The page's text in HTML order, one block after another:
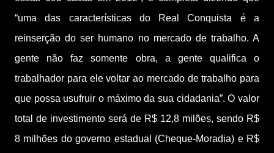
“uma das características do Real Conquista é a
reinserção do ser humano no mercado de trabalho. A
gente não faz somente obra, a gente qualifica o
trabalhador para ele voltar ao mercado de trabalho para
que possa usufruir o máximo da sua cidadania”. O valor
total de investimento será de R$ 12,8 milões, sendo R$
8 milhões do governo estadual (Cheque-Moradia) e R$